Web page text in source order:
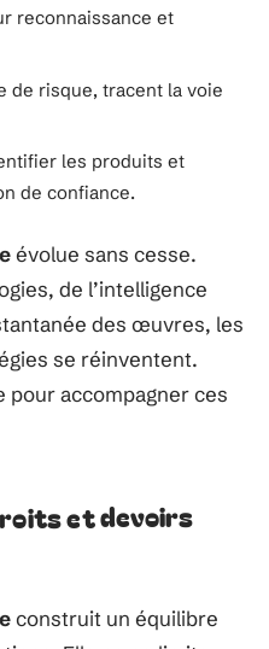
reconnaissance et
de risque, tracent la voie
les produits et
de confiance.
évolue sans cesse.
de l’intelligence
des œuvres, les
se réinventent.
pour accompagner ces
et devoirs
construit un équilibre